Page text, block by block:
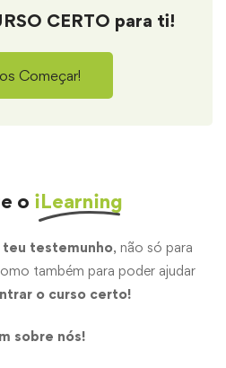
CERTO para ti!
Começar!
o iLearning
teu testemunho, não só para
também para poder ajudar
o curso certo!
sobre nós!